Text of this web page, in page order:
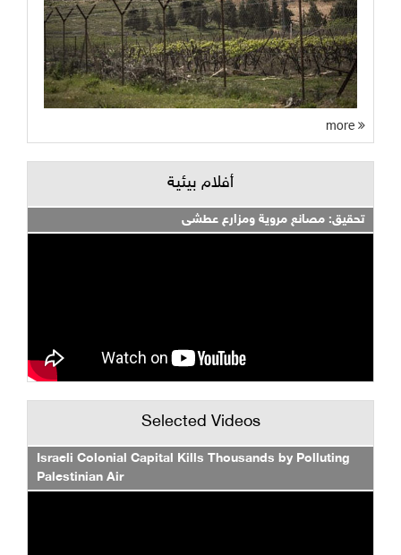
أفلام بيئية
تحقيق: مصانع مروية ومزارع عطشى
Selected Videos
Israeli Colonial Capital Kills Thousands by Polluting
Palestinian Air